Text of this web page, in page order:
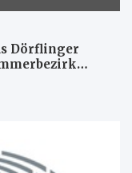
Dörflinger